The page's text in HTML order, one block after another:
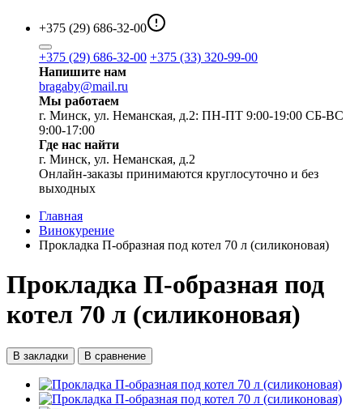
+375 (29) 686-32-00
+375 (29) 686-32-00 +375 (33) 320-99-00
Напишите нам
bragaby@mail.ru
Мы работаем
г. Минск, ул. Неманская, д.2: ПН-ПТ 9:00-19:00 СБ-ВС
9:00-17:00
Где нас найти
г. Минск, ул. Неманская, д.2
Онлайн-заказы принимаются круглосуточно и без
выходных
Главная
Винокурение
Прокладка П-образная под котел 70 л (силиконовая)
Прокладка П-образная под
котел 70 л (силиконовая)
В закладки В сравнение